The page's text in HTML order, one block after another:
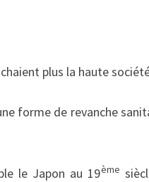
plus la haute
forme de revanche
le Japon au 19ème